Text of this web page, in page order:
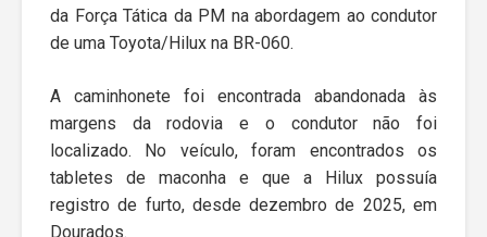
da Força Tática da PM na abordagem ao condutor
de uma Toyota/Hilux na BR-060.
A caminhonete foi encontrada abandonada às
margens da rodovia e o condutor não foi
localizado. No veículo, foram encontrados os
tabletes de maconha e que a Hilux possuía
registro de furto, desde dezembro de 2025, em
Dourados.